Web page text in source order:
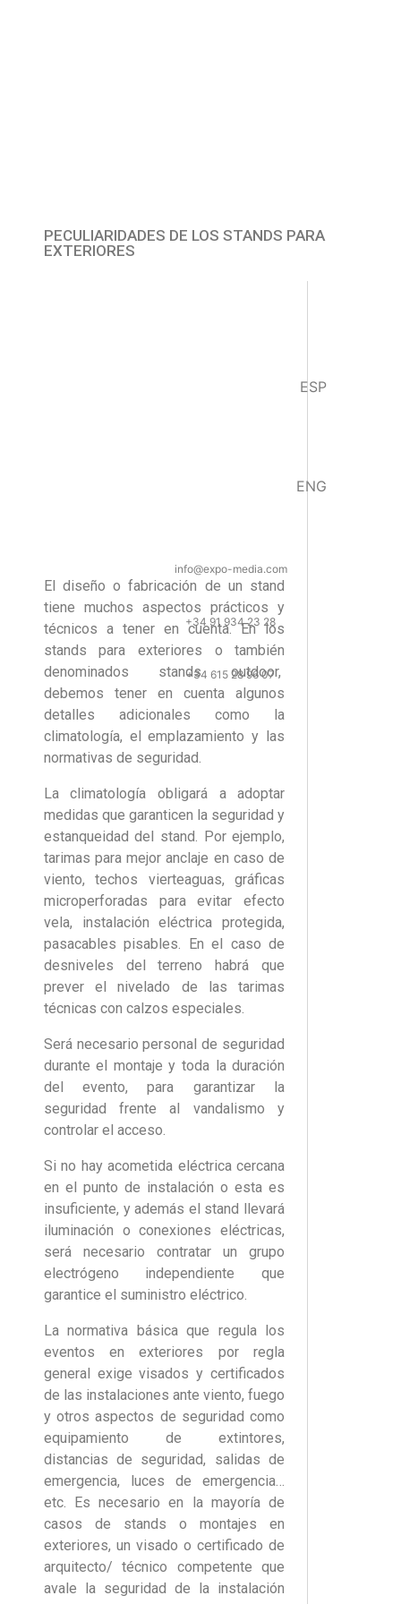
ESP
ENG
info@expo-media.com
+34 91 934 23 28
+34 615 28 96 07
PECULIARIDADES DE LOS STANDS PARA
EXTERIORES
El diseño o fabricación de un stand
tiene muchos aspectos prácticos y
técnicos a tener en cuenta. En los
stands para exteriores o también
denominados stands outdoor,
debemos tener en cuenta algunos
detalles adicionales como la
climatología, el emplazamiento y las
normativas de seguridad.
La climatología obligará a adoptar
medidas que garanticen la seguridad y
estanqueidad del stand. Por ejemplo,
tarimas para mejor anclaje en caso de
viento, techos vierteaguas, gráficas
microperforadas para evitar efecto
vela, instalación eléctrica protegida,
pasacables pisables. En el caso de
desniveles del terreno habrá que
prever el nivelado de las tarimas
técnicas con calzos especiales.
Será necesario personal de seguridad
durante el montaje y toda la duración
del evento, para garantizar la
seguridad frente al vandalismo y
controlar el acceso.
Si no hay acometida eléctrica cercana
en el punto de instalación o esta es
insuficiente, y además el stand llevará
iluminación o conexiones eléctricas,
será necesario contratar un grupo
electrógeno independiente que
garantice el suministro eléctrico.
La normativa básica que regula los
eventos en exteriores por regla
general exige visados y certificados
de las instalaciones ante viento, fuego
y otros aspectos de seguridad como
equipamiento de extintores,
distancias de seguridad, salidas de
emergencia, luces de emergencia…
etc. Es necesario en la mayoría de
casos de stands o montajes en
exteriores, un visado o certificado de
arquitecto/ técnico competente que
avale la seguridad de la instalación